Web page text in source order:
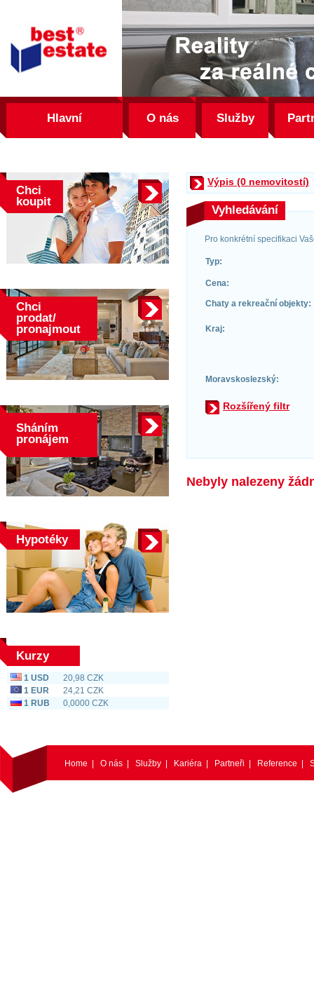
best
estate
Hlavní O nás Služby
Chci
koupit
Chci
prodat/
pronajmout
Sháním
pronájem
Hypotéky
Kurzy
1 USD
20,98 CZK
1 EUR
24,21 CZK
1 RUB
0,0000 CZK
Výpis (0 nemovitostí)
Vyhledávání
Pro konkrétní specifikaci
Typ:
Cena:
Chaty a rekreační objekty:
Kraj:
Moravskoslezský:
Rozšířený filtr
Nebyly nalezeny
Home O nás Služby Kariéra Partneři Reference